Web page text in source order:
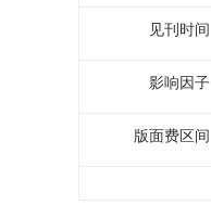
见刊时间
影响因子
版面费区间